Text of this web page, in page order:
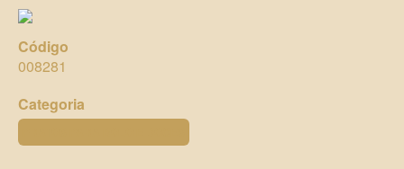
Código
008281
Categoria